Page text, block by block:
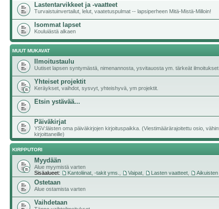
Lastentarvikkeet ja -vaatteet
Turvaistuinvertailut, lelut, vaatetuspulmat -- lapsiperheen Mitä-Mistä-Milloin!
Isommat lapset
Kouluiästä alkaen
MUUT MUKAVAT
Ilmoitustaulu
Uutiset lapsen syntymästä, nimenannosta, ysvitauosta ym. tärkeät ilmoitukset
Yhteiset projektit
Keräykset, vaihdot, sysvyt, yhteishyvä, ym projektit.
Etsin ystävää...
Päiväkirjat
YSV:läisten oma päiväkirjojen kirjoituspaikka. (Viestimäärärajoitettu osio,
kirjoittaneille)
KIRPPUTORI
Myydään
Alue myymistä varten
Sisäalueet:
Kantoliinat, -takit yms. Vaipat Lasten vaatteet
Ostetaan
Alue ostamista varten
Vaihdetaan